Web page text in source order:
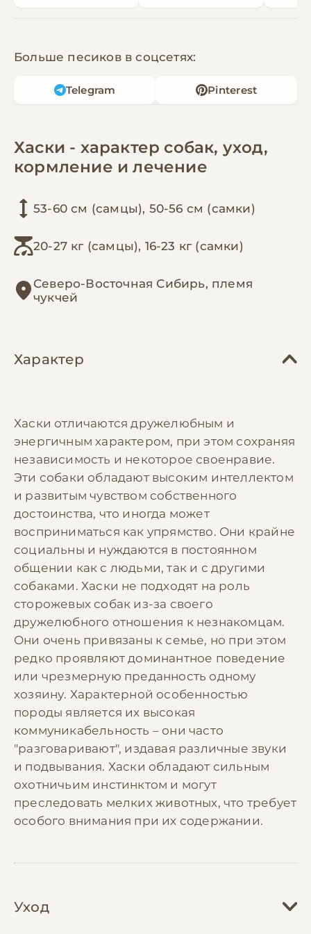
Больше песиков в соцсетях:
Telegram Pinterest
Хаски - характер собак, уход,
кормление и лечение
53-60 см (самцы), 50-56 см (самки)
20-27 кг (самцы), 16-23 кг (самки)
Северо-Восточная Сибирь, племя
чукчей
Характер
Хаски отличаются дружелюбным и
энергичным характером, при этом сохраняя
независимость и некоторое своенравие.
Эти собаки обладают высоким интеллектом
и развитым чувством собственного
достоинства, что иногда может
восприниматься как упрямство. Они крайне
социальны и нуждаются в постоянном
общении как с людьми, так и с другими
собаками. Хаски не подходят на роль
сторожевых собак из-за своего
дружелюбного отношения к незнакомцам.
Они очень привязаны к семье, но при этом
редко проявляют доминантное поведение
или чрезмерную преданность одному
хозяину. Характерной особенностью
породы является их высокая
коммуникабельность – они часто
"разговаривают", издавая различные звуки
и подвывания. Хаски обладают сильным
охотничьим инстинктом и могут
преследовать мелких животных, что требует
особого внимания при их содержании.
Уход